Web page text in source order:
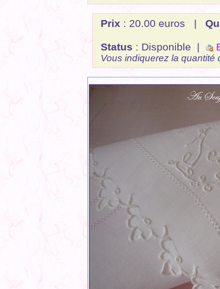
Prix : 20.00 euros |
Status : Disponible |
Vous indiquerez la quantité